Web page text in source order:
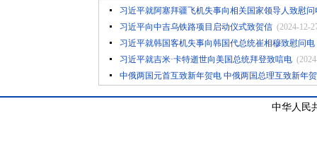
习近平就阿塞拜疆飞机失事向相关国家领导人致慰问
习近平向中吉乌铁路项目启动仪式致贺信 (2024-12-
习近平就韩国客机失事向韩国代总统崔相穆致慰问电
习近平就吉米·卡特逝世向美国总统拜登致唁电
中俄两国元首互致新年贺电 中俄两国总理互致新年
中华人民